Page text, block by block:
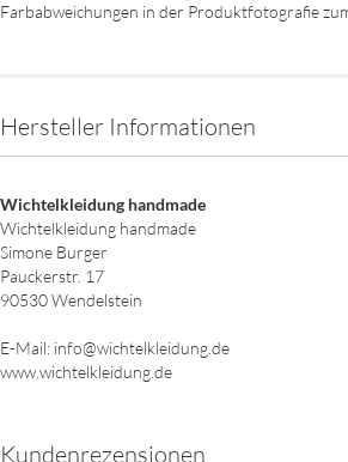
Farbabweichungen in der Produktfotografie
Hersteller Informationen
Wichtelkleidung handmade
Wichtelkleidung handmade
Simone Burger
Pauckerstr. 17
90530 Wendelstein
E-Mail: info@wichtelkleidung.de
www.wichtelkleidung.de
Kundenrezensionen